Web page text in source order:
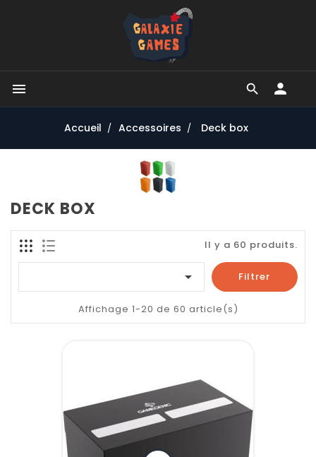


Accueil Accessoires Deck box
DECK BOX
Il y a 60 produits.
 Filtrer
Affichage 1-20 de 60 article(s)